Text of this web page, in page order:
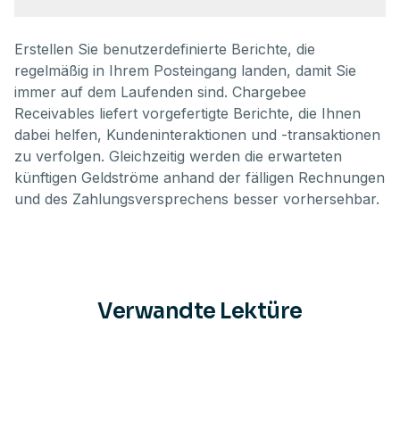
Erstellen Sie benutzerdefinierte Berichte, die
regelmäßig in Ihrem Posteingang landen, damit Sie
immer auf dem Laufenden sind. Chargebee
Receivables liefert vorgefertigte Berichte, die Ihnen
dabei helfen, Kundeninteraktionen und -transaktionen
zu verfolgen. Gleichzeitig werden die erwarteten
künftigen Geldströme anhand der fälligen Rechnungen
und des Zahlungsversprechens besser vorhersehbar.
Verwandte Lektüre